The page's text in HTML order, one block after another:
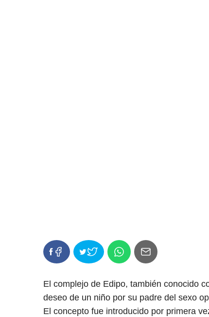
El complejo de Edipo, también conocido
deseo de un niño por su padre del sexo
El concepto fue introducido por primera